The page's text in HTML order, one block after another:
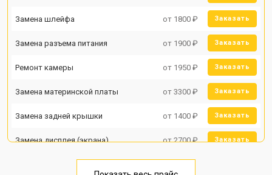
Замена шлейфа от 1800 ₽ Заказать
Замена разъема питания от 1900 ₽ Заказать
Ремонт камеры от 1950 ₽ Заказать
Замена материнской платы от 3300 ₽ Заказать
Замена задней крышки от 1400 ₽ Заказать
Замена дисплея (экрана) от 2700 ₽ Заказать